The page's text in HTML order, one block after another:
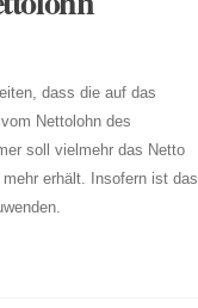
dass die auf das
Nettolohn des
soll vielmehr das Netto
erhält. Insofern ist das